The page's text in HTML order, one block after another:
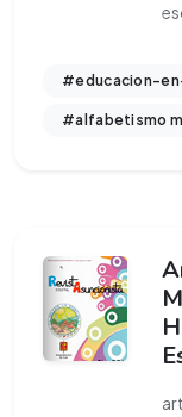
#educacion-
#alfabetismo